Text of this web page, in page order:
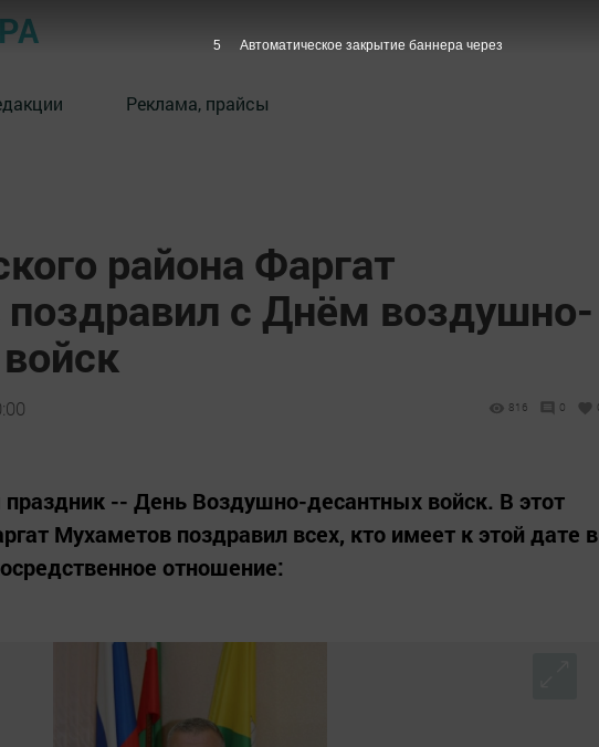
Реклама, прайсы
района Фаргат
с Днём воздушно-
816 0
праздник -- День Воздушно-десантных войск. В этот
Мухаметов поздравил всех, кто имеет к этой дате в
отношение:
4 Автоматическое закрытие баннера через